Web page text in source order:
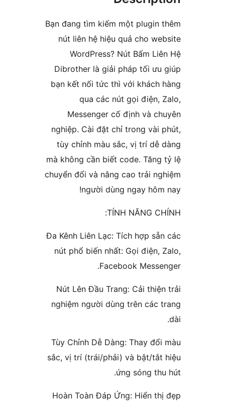
Bạn đang tìm kiếm một
nút liên hệ hiệu quả cho
WordPress? Nút Bấm
Dibrother là giải pháp tối
bạn kết nối tức thì với
qua các nút gọi
Messenger cố định và
nghiệp. Cài đặt chỉ trong
tùy chỉnh màu sắc, vị trí
mà không cần biết code.
chuyển đổi và nâng cao trải
người dùng ngay
TÍNH NĂNG
Đa Kênh Liên Lạc: Tích hợp
nút phổ biến nhất: Gọi
Facebook
Nút Lên Đầu Trang: Cải
nghiệm người dùng trên
Tùy Chỉnh Dễ Dàng: Thay
sắc, vị trí (trái/phải) và bật/
Hoàn Toàn Đáp Ứng: Hiển